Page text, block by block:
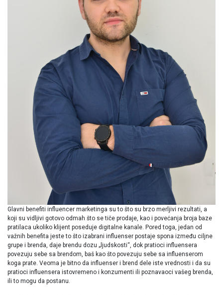
Glavni benefiti influencer marketinga su to što su brzo merljivi rezultati, a
koji su vidljivi gotovo odmah što se tiče prodaje, kao i povećanja broja baze
pratilaca ukoliko klijent poseduje digitalne kanale. Pored toga, jedan od
važnih benefita jeste to što izabrani influenser postaje spona između ciljne
grupe i brenda, daje brendu dozu „ljudskosti“, dok pratioci influensera
povezuju sebe sa brendom, baš kao što povezuju sebe sa influenserom
koga prate. Veoma je bitno da influenser i brend dele iste vrednosti i da su
pratioci influensera istovremeno i konzumenti ili poznavaoci vašeg brenda,
ili to mogu da postanu.